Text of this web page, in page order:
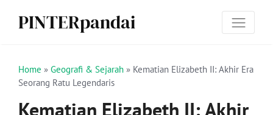
PINTERpandai
Home » Geografi & Sejarah » Kematian Elizabeth II: Akhir Era
Seorang Ratu Legendaris
Kematian Elizabeth II: Akhir